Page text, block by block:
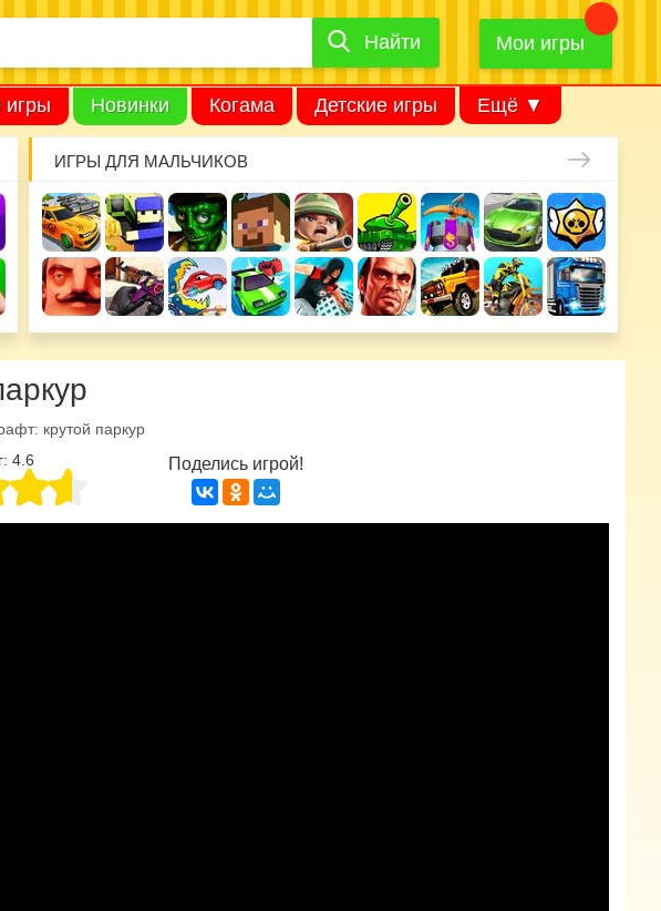
Найти
Найти Мои игры
игры Новинки Когама Детские игры Ещё ▼
ИГРЫ ДЛЯ МАЛЬЧИКОВ
крутой паркур
4.6 Поделись игрой!